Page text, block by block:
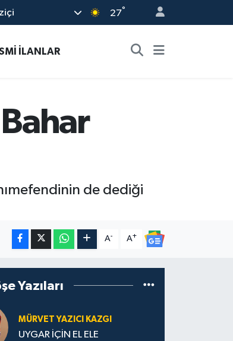
27°
İLANLAR
de dediği
A- A+
Yazıları
MÜRVET YAZICI KAZGI
UYGAR İÇİN EL ELE